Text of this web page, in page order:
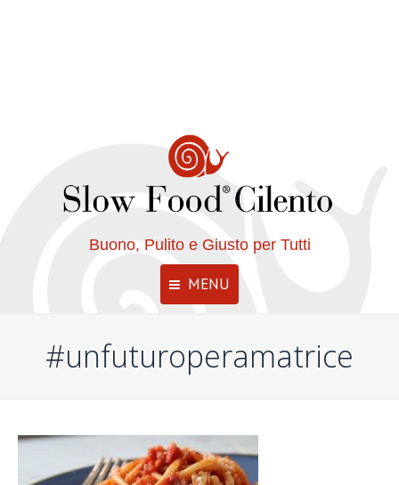
Buono, Pulito e Giusto per Tutti
MENU
#unfuturoperamatrice